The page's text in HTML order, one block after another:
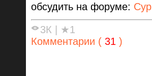
обсудить на форуме:
3К
★1
Комментарии ( 31 )